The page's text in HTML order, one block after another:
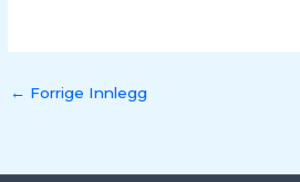
← Forrige Innlegg